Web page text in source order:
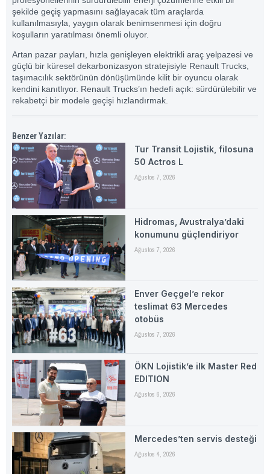
şekilde geçiş yapmasını sağlayacak tüm araçlarda
kullanılmasıyla, yaygın olarak benimsenmesi için doğru
koşulların yaratılması önemli oluyor.
Artan pazar payları, hızla genişleyen elektrikli araç yelpazesi ve
güçlü bir küresel dekarbonizasyon stratejisiyle Renault Trucks,
taşımacılık sektörünün dönüşümünde kilit bir oyuncu olarak
kendini kanıtlıyor. Renault Trucks’ın hedefi açık: sürdürülebilir ve
rekabetçi bir modele geçişi hızlandırmak.
Benzer Yazılar:
Tur Transit Lojistik, filosuna
50 Actros L
Ağustos 7, 2026
Hidromas, Avustralya’daki
konumunu güçlendiriyor
Ağustos 7, 2026
Enver Geçgel’e rekor
teslimat 63 Mercedes
otobüs
Ağustos 7, 2026
ÖKN Lojistik’e ilk Master Red
EDITION
Ağustos 6, 2026
Mercedes’ten servis desteği
Ağustos 4, 2026